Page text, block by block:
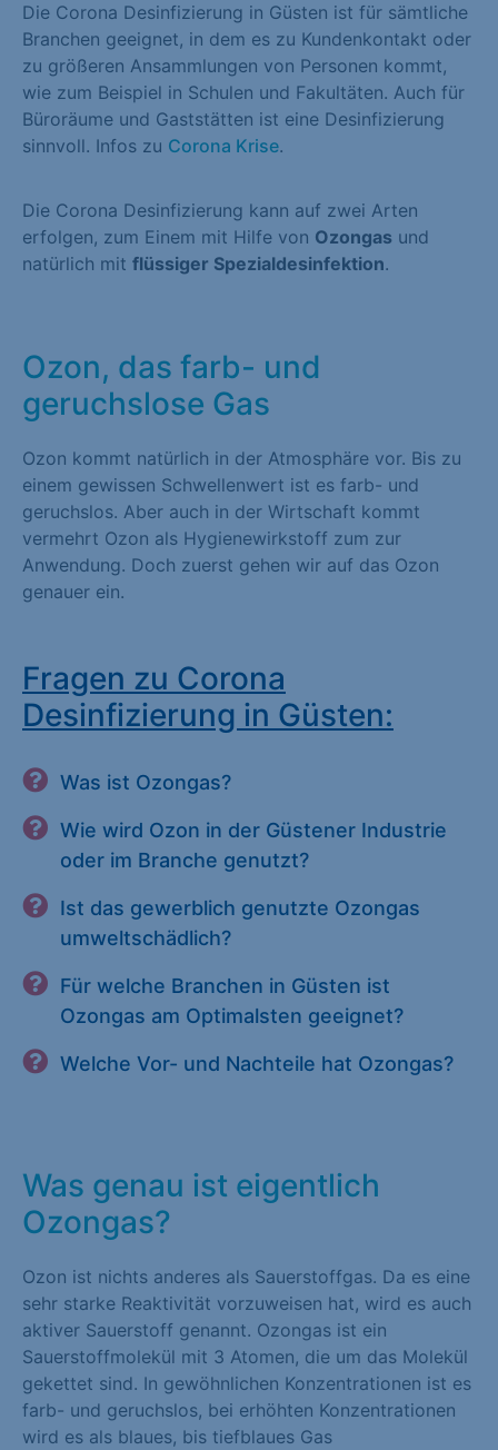
Die Corona Desinfizierung in Güsten ist für sämtliche
Branchen geeignet, in dem es zu Kundenkontakt oder
zu größeren Ansammlungen von Personen kommt,
wie zum Beispiel in Schulen und Fakultäten. Auch für
Büroräume und Gaststätten ist eine Desinfizierung
sinnvoll. Infos zu Corona Krise.
Die Corona Desinfizierung kann auf zwei Arten
erfolgen, zum Einem mit Hilfe von Ozongas und
natürlich mit flüssiger Spezialdesinfektion.
Ozon, das farb- und
geruchslose Gas
Ozon kommt natürlich in der Atmosphäre vor. Bis zu
einem gewissen Schwellenwert ist es farb- und
geruchslos. Aber auch in der Wirtschaft kommt
vermehrt Ozon als Hygienewirkstoff zum zur
Anwendung. Doch zuerst gehen wir auf das Ozon
genauer ein.
Fragen zu Corona
Desinfizierung in Güsten:
Was ist Ozongas?
Wie wird Ozon in der Güstener Industrie
oder im Branche genutzt?
Ist das gewerblich genutzte Ozongas
umweltschädlich?
Für welche Branchen in Güsten ist
Ozongas am Optimalsten geeignet?
Welche Vor- und Nachteile hat Ozongas?
Was genau ist eigentlich
Ozongas?
Ozon ist nichts anderes als Sauerstoffgas. Da es eine
sehr starke Reaktivität vorzuweisen hat, wird es auch
aktiver Sauerstoff genannt. Ozongas ist ein
Sauerstoffmolekül mit 3 Atomen, die um das Molekül
gekettet sind. In gewöhnlichen Konzentrationen ist es
farb- und geruchslos, bei erhöhten Konzentrationen
wird es als blaues, bis tiefblaues Gas